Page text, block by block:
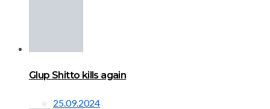
Glup Shitto kills again
25.09.2024